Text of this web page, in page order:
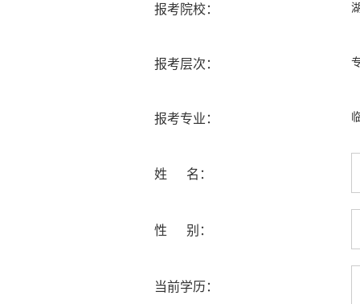
报考院校：
报考层次：
报考专业：
姓 名：
性 别：
当前学历：